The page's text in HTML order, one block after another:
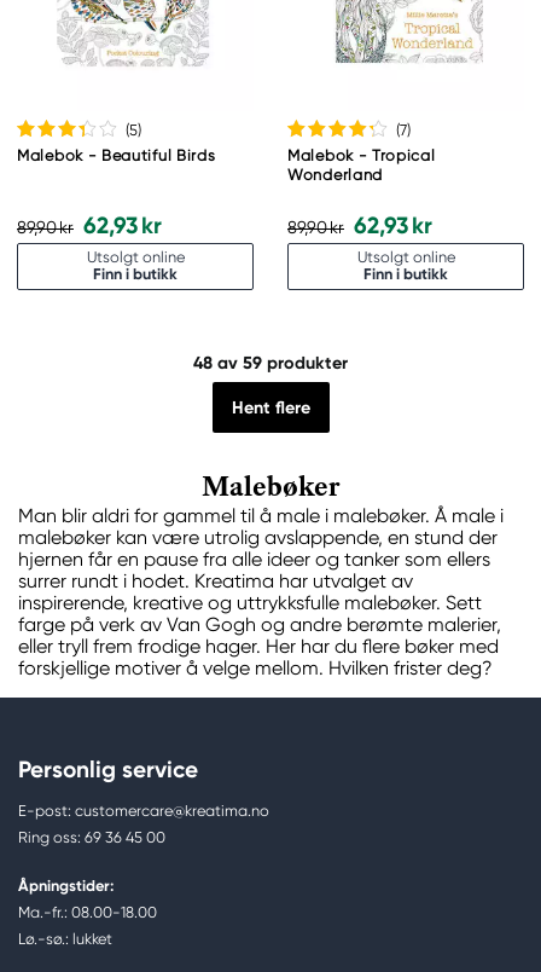
(5)
Malebok - Beautiful Birds
89,90 kr 62,93 kr
Utsolgt online
Finn i butikk
(7)
Malebok - Tropical
Wonderland
89,90 kr 62,93 kr
Utsolgt online
Finn i butikk
48 av 59 produkter
Hent flere
Malebøker
Man blir aldri for gammel til å male i malebøker. Å male i
malebøker kan være utrolig avslappende, en stund der
hjernen får en pause fra alle ideer og tanker som ellers
surrer rundt i hodet. Kreatima har utvalget av
inspirerende, kreative og uttrykksfulle malebøker. Sett
farge på verk av Van Gogh og andre berømte malerier,
eller tryll frem frodige hager. Her har du flere bøker med
forskjellige motiver å velge mellom. Hvilken frister deg?
Personlig service
E-post: customercare@kreatima.no
Ring oss: 69 36 45 00
Åpningstider:
Ma.-fr.: 08.00-18.00
Lø.-sø.: lukket